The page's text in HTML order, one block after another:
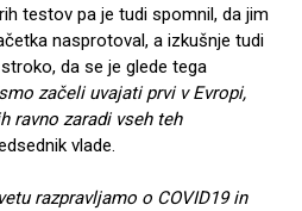
testov pa je tudi spomnil, da jim
nasprotoval, a izkušnje tudi
da se je glede tega
začeli uvajati prvi v Evropi,
ravno zaradi vseh teh
vlade.
razpravljamo o COVID19 in